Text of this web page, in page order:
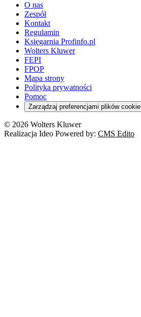
O nas
Zespół
Kontakt
Regulamin
Księgarnia Profinfo.pl
Wolters Kluwer
FEPI
FPOP
Mapa strony
Polityka prywatności
Pomoc
Zarządzaj preferencjami plików cookie
© 2026 Wolters Kluwer
Realizacja Ideo Powered by: CMS Edito